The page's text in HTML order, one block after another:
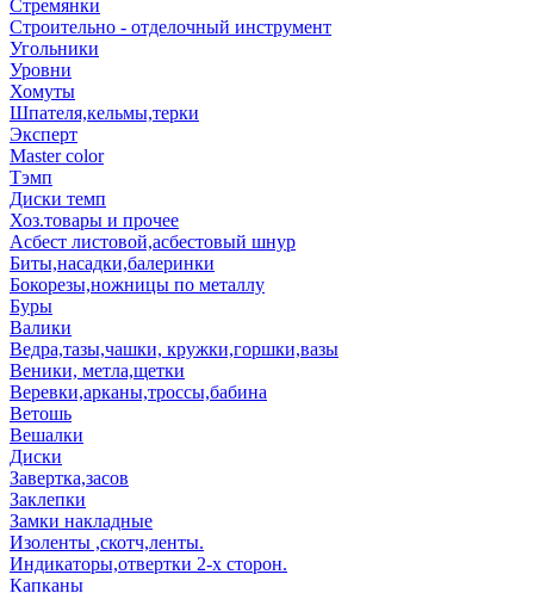
Стремянки
Строительно - отделочный инструмент
Угольники
Уровни
Хомуты
Шпателя,кельмы,терки
Эксперт
Master color
Тэмп
Диски темп
Хоз.товары и прочее
Асбест листовой,асбестовый шнур
Биты,насадки,балеринки
Бокорезы,ножницы по металлу
Буры
Валики
Ведра,тазы,чашки, кружки,горшки,вазы
Веники, метла,щетки
Веревки,арканы,троссы,бабина
Ветошь
Вешалки
Диски
Завертка,засов
Заклепки
Замки накладные
Изоленты ,скотч,ленты.
Индикаторы,отвертки 2-х сторон.
Капканы